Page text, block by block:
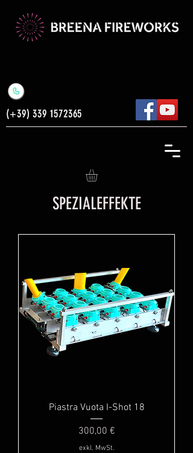
(+39)339 1572365
SPEZIALEFFEKTE
Piastra Vuota I-Shot 18
Preis
300,00 €
exkl. MwSt.